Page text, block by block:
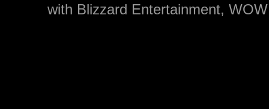
with Blizzard Entertainment,